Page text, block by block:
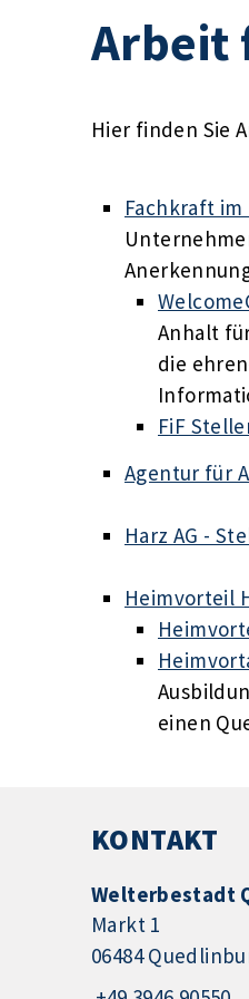
Arbeit
Hier finden Sie
Fachkraft im
Anhalt
die
FiF
Agentur für
Harz AG -
Heimvorteil
einen
KONTAKT
Welterbestadt
Markt 1
06484